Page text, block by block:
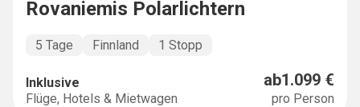
Rovaniemis Polarlichtern
5 Tage Finnland 1 Stopp
Inklusive
Flüge, Hotels & Mietwagen
ab1.099 €
pro Person